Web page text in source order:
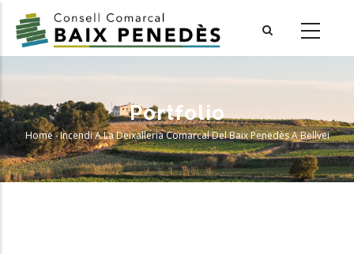
main
Portfolio
Breadcrumb
Home-Incendi A La Deixalleria Comarcal Del Baix Penedès A Bellvei